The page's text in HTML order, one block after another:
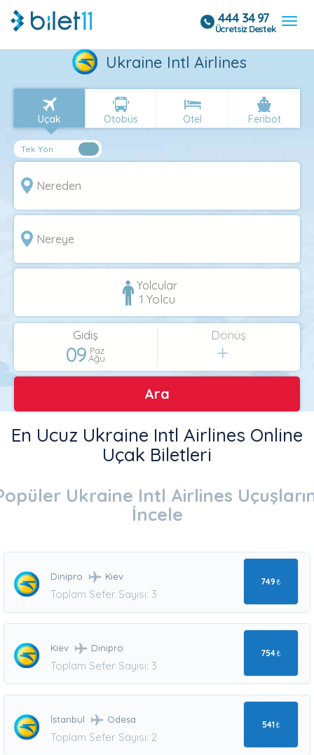
444 34 97
Ücretsiz Destek
Ukraine Intl Airlines
Uçak Otobüs Otel Feribot
Yolcular
1 Yolcu
Gidiş
09 Paz
Ağu
Dönüş
Ara
En Ucuz Ukraine Intl Airlines Online
Uçak Biletleri
Ukraine Intl Airlines
İncele
Dinipro Kiev
Toplam Sefer Sayısı: 3
749₺
Kiev Dinipro
Toplam Sefer Sayısı: 3
754₺
İstanbul Odesa
Toplam Sefer Sayısı: 2
541₺